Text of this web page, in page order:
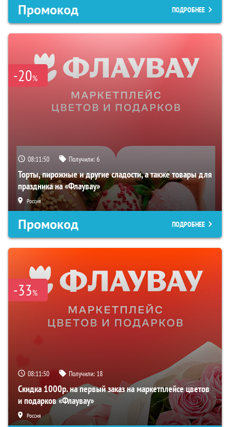
Промокод ПОДРОБНЕЕ
-20%
08:11:49 Получили:6
Торты, пирожные и другие сладости, а также товары для
праздника на «Флаувау»
Россия
Промокод ПОДРОБНЕЕ
-33%
08:11:49 Получили: 18
Скидка 1000р. на первый заказ на маркетплейсе цветов
и подарков «Флаувау»
Россия